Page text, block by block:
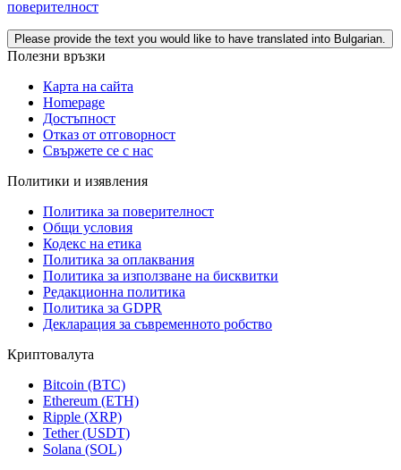
поверителност
Please provide the text you would like to have translated into Bulgarian.
Полезни връзки
Карта на сайта
Homepage
Достъпност
Отказ от отговорност
Свържете се с нас
Политики и изявления
Политика за поверителност
Общи условия
Кодекс на етика
Политика за оплаквания
Политика за използване на бисквитки
Редакционна политика
Политика за GDPR
Декларация за съвременното робство
Криптовалута
Bitcoin (BTC)
Ethereum (ETH)
Ripple (XRP)
Tether (USDT)
Solana (SOL)